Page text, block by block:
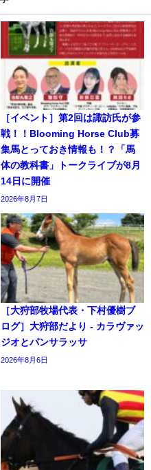
［イベント］第2回は諏訪氏が参
戦！！Blooming Horse Club募
集馬とっておき情報も！？「馬
体の教科書」トークライブが8月
14日に開催
2026年8月7日
［大狩部牧場代表・下村優樹ブ
ログ］大狩部だより - カラヴァッ
ジオとパンサラッサ
2026年8月6日